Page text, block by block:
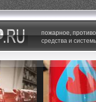
пожарное,
средства и